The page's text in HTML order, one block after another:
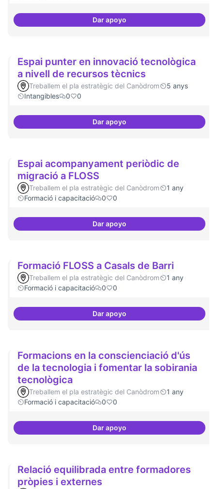
Dar apoyoUn espai d'utopies
Espai punter en innovació tecnològica
a nivell de recursos tècnics
Treballem el pla estratègic del Canòdrom
5 anys
Intangibles
0 0
Dar apoyoEspai punter en innovació
Espai acompanyament periòdic de
migració a FLOSS
Treballem el pla estratègic del Canòdrom
1 any
Formació i capacitació
0 0
Dar apoyoEspai acompanyament periòdic
Formació FLOSS a Casals de Barri
Treballem el pla estratègic del Canòdrom
1 any
Formació i capacitació
0 0
Dar apoyoFormació FLOSS a Casals de
Formacions en la conscienciació d'ús
de la tecnologia i fomentar la sobirania
tecnològica
Treballem el pla estratègic del Canòdrom
1 any
Formació i capacitació
0 0
Dar apoyoFormacions en la
Relació equilibrada entre formadores
pròpies i externes